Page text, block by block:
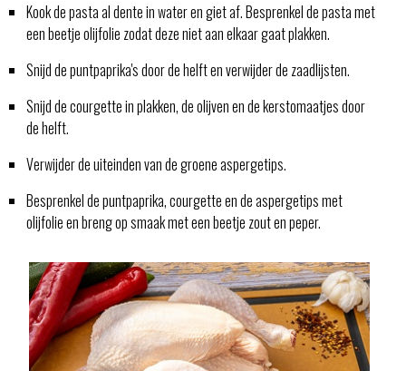
Kook de pasta al dente in water en giet af. Besprenkel de pasta met
een beetje olijfolie zodat deze niet aan elkaar gaat plakken.
Snijd de puntpaprika's door de helft en verwijder de zaadlijsten.
Snijd de courgette in plakken, de olijven en de kerstomaatjes door
de helft.
Verwijder de uiteinden van de groene aspergetips.
Besprenkel de puntpaprika, courgette en de aspergetips met
olijfolie en breng op smaak met een beetje zout en peper.